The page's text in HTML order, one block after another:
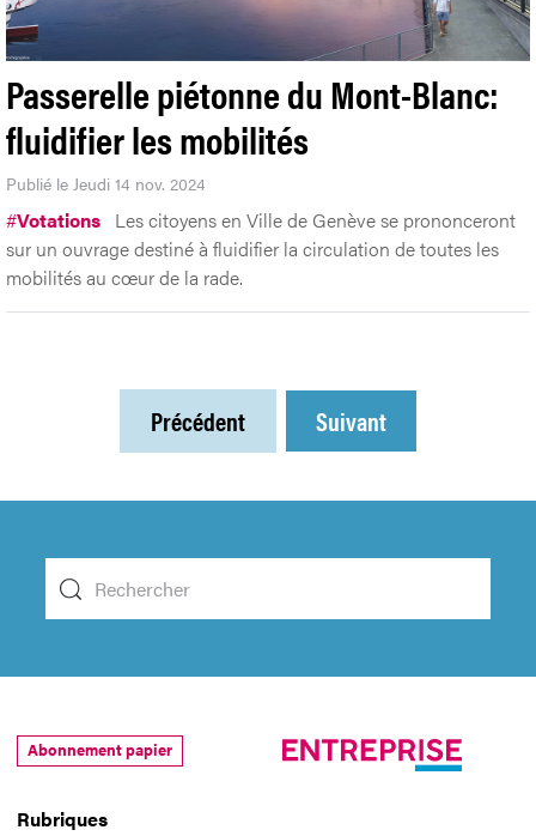
Passerelle piétonne du Mont-Blanc:
fluidifier les mobilités
Publié le Jeudi 14 nov. 2024
#Votations Les citoyens en Ville de Genève se prononceront
sur un ouvrage destiné à fluidifier la circulation de toutes les
mobilités au cœur de la rade.
Précédent Suivant
Rubriques
Abonnement papier